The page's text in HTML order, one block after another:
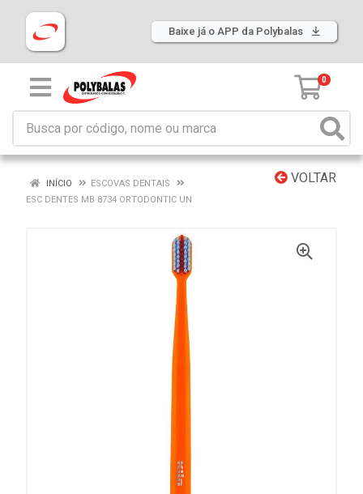
Baixe já o APP da Polybalas
0
VOLTAR
INÍCIO
ESCOVAS DENTAIS
ESC DENTES MB 8734 ORTODONTIC UN